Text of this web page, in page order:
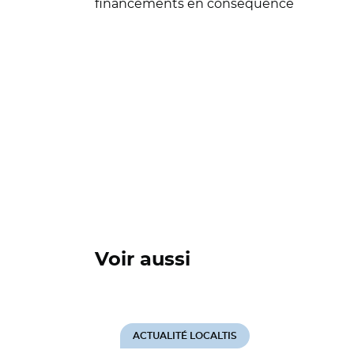
financements en conséquence
Voir aussi
ACTUALITÉ LOCALTIS